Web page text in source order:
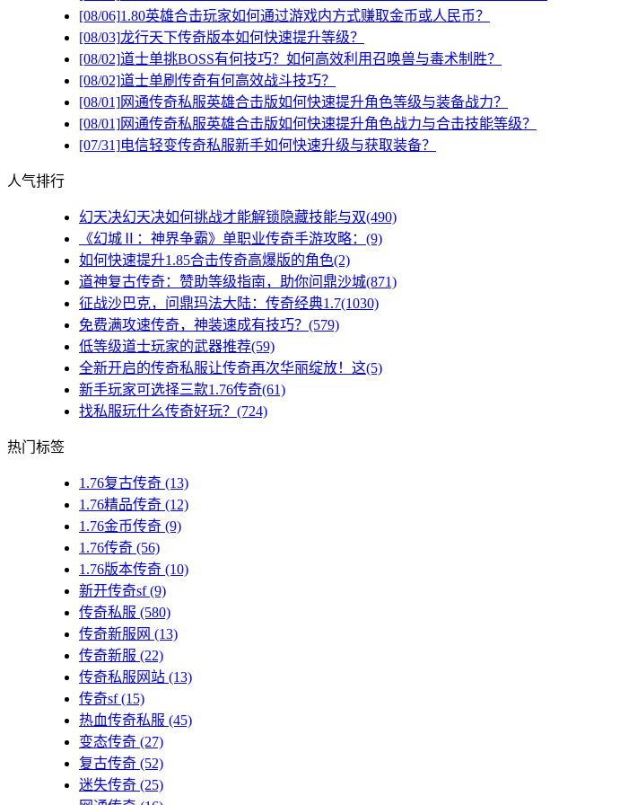
[08/06]1.80英雄合击玩家如何通过游戏内方式赚取金币或人民币？
[08/03]龙行天下传奇版本如何快速提升等级？
[08/02]道士单挑BOSS有何技巧？如何高效利用召唤兽与毒术制胜？
[08/02]道士单刷传奇有何高效战斗技巧？
[08/01]网通传奇私服英雄合击版如何快速提升角色等级与装备战力？
[08/01]网通传奇私服英雄合击版如何快速提升角色战力与合击技能等级？
[07/31]电信轻变传奇私服新手如何快速升级与获取装备？
人气排行
幻天决幻天决如何挑战才能解锁隐藏技能与双(490)
《幻城Ⅱ：神界争霸》单职业传奇手游攻略：(9)
如何快速提升1.85合击传奇高爆版的角色(2)
道神复古传奇：赞助等级指南，助你问鼎沙城(871)
征战沙巴克，问鼎玛法大陆：传奇经典1.7(1030)
免费满攻速传奇，神装速成有技巧？(579)
低等级道士玩家的武器推荐(59)
全新开启的传奇私服让传奇再次华丽绽放！这(5)
新手玩家可选择三款1.76传奇(61)
找私服玩什么传奇好玩？(724)
热门标签
1.76复古传奇 (13)
1.76精品传奇 (12)
1.76金币传奇 (9)
1.76传奇 (56)
1.76版本传奇 (10)
新开传奇sf(9)
传奇私服 (580)
传奇新服网 (13)
传奇新服 (22)
传奇私服网站 (13)
传奇sf(15)
热血传奇私服 (45)
变态传奇 (27)
复古传奇 (52)
迷失传奇 (25)